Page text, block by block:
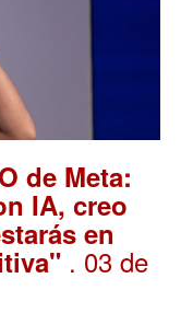
de Meta:
IA, creo
en
. 03 de